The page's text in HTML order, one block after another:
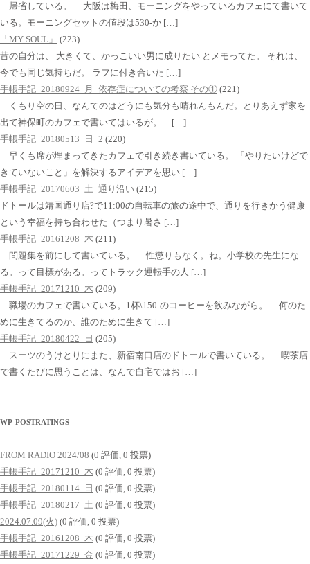
帰省している。 大阪は梅田、モーニングをやっているカフェにて書いて
いる。モーニングセットの値段は530-か […]
「MY SOUL」
(223)
昔の自分は、 大きくて、かっこいい男に成りたい とメモってた。 それは、
今でも同じ気持ちだ。 ラフに付き合いた […]
手帳手記_20180924_月_依存症についての考察 その① (221)
くもり空の日、なんてのはどうにも気分も晴れんもんだ。とりあえず家を
出て神保町のカフェで書いてはいるが。 -- […]
手帳手記_20180513_日_2 (220)
早くも席が埋まってきたカフェで引き続き書いている。 「やりたいけどで
きていないこと」を解決するアイデアを思い […]
手帳手記_20170603_土_通り沿い (215)
ドトールは靖国通り店?で11:00の自転車の旅の途中で、通りを行きかう健康
という幸福を持ち合わせた（つまり暑さ […]
手帳手記_20161208_木 (211)
問題集を前にして書いている。 性懲りもなく。ね。小学校の先生にな
る。って目標がある。ってトラック運転手の人 […]
手帳手記_20171210_木 (209)
職場のカフェで書いている。1杯\150-のコーヒーを飲みながら。 何のた
めに生きてるのか、誰のために生きて […]
手帳手記_20180422_日 (205)
スーツのうけとりにまた、新宿南口店のドトールで書いている。 喫茶店
で書くたびに思うことは、なんで自宅ではお […]
WP-POSTRATINGS
FROM RADIO 2024/08 (0 評価, 0 投票)
手帳手記_20171210_木 (0 評価, 0 投票)
手帳手記_20180114_日 (0 評価, 0 投票)
手帳手記_20180217_土 (0 評価, 0 投票)
2024.07.09(火) (0 評価, 0 投票)
手帳手記_20161208_木 (0 評価, 0 投票)
手帳手記_20171229_金 (0 評価, 0 投票)